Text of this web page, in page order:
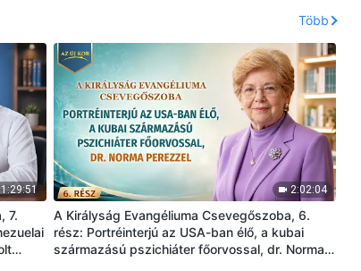
Több
1:29:51
7.
2:02:04
A Királyság Evangéliuma Csevegőszoba, 6.
rész: Portréinterjú az USA-ban élő, a kubai
származású pszichiáter főorvossal, dr. Norma